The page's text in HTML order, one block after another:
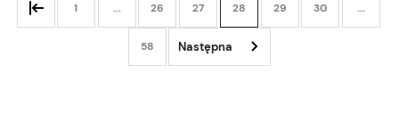
1 ... 26 27 28 29 30 ...
58